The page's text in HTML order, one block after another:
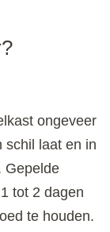
ongeveer
schil laat en in
Gepelde
tot 2 dagen
te houden.